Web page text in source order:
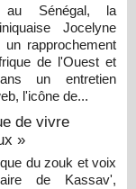
au Sénégal, la
Jocelyne
un rapprochement
de l'Ouest et
un entretien
l'icône de...
de vivre
»
du zouk et voix
de Kassav',